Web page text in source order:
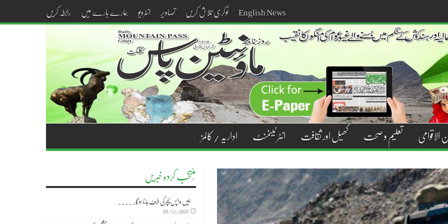
رابطہ کریں ہمارے بارے میں انٹرویو تصاویر نوکری تلاش کریں English News
الاقوامی تعلیم و صحت کھیل اور ثقافت انٹر ٹینمنٹ اداریہ / کالمز
مُنتخب کردہ خبریں
ہمیں واپس نیچر کی طرف جانا ہوگا۔۔۔۔۔
09/12/2024